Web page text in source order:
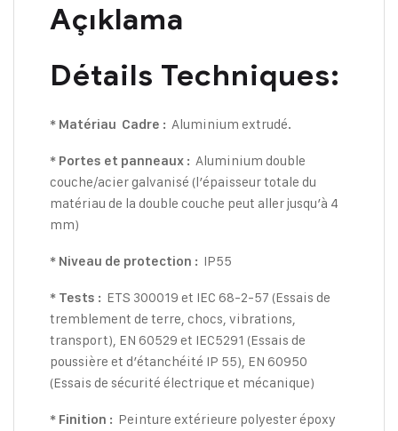
Açıklama
Détails Techniques:
* Matériau Cadre : Aluminium extrudé.
* Portes et panneaux : Aluminium double
couche/acier galvanisé (l’épaisseur totale du
matériau de la double couche peut aller jusqu’à 4
mm)
* Niveau de protection : IP55
* Tests : ETS 300019 et IEC 68-2-57 (Essais de
tremblement de terre, chocs, vibrations,
transport), EN 60529 et IEC5291 (Essais de
poussière et d’étanchéité IP 55), EN 60950
(Essais de sécurité électrique et mécanique)
* Finition : Peinture extérieure polyester époxy